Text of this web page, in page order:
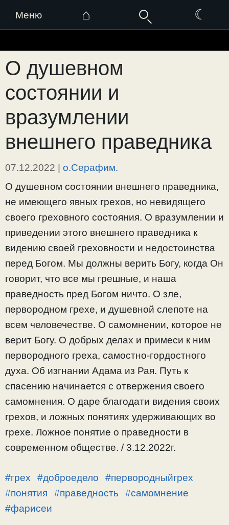
Меню ⌂ ☾
к
содержимому
О душевном
состоянии и
вразумлении
внешнего праведника
07.12.2022 | о.Серафим.
О душевном состоянии внешнего праведника,
не имеющего явных грехов, но невидящего
своего греховного состояния. О вразумлении и
приведении этого внешнего праведника к
видению своей греховности и недостоинства
перед Богом. Мы должны верить Богу, когда Он
говорит, что все мы грешные, и наша
праведность пред Богом ничто. О зле,
первородном грехе, и душевной слепоте на
всем человечестве. О самомнении, которое не
верит Богу. О добрых делах и примеси к ним
первородного греха, самостно-гордостного
духа. Об изгнании Адама из Рая. Путь к
спасению начинается с отвержения своего
самомнения. О даре благодати видения своих
грехов, и ложных понятиях удерживающих во
грехе. Ложное понятие о праведности в
современном обществе. / 3.12.2022г.
#грех #доброедело
#первородныйгрех
#понятия
#праведность
#самомнение
#фарисеи